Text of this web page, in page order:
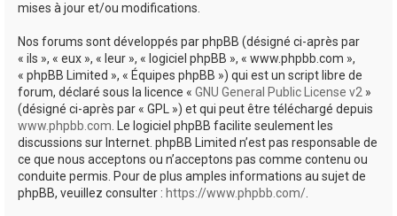
mises à jour et/ou modifications.
Nos forums sont développés par phpBB (désigné ci-après par
« ils », « eux », « leur », « logiciel phpBB », « www.phpbb.com »,
« phpBB Limited », « Équipes phpBB ») qui est un script libre de
forum, déclaré sous la licence « GNU General Public License v2 »
(désigné ci-après par « GPL ») et qui peut être téléchargé depuis
www.phpbb.com. Le logiciel phpBB facilite seulement les
discussions sur Internet. phpBB Limited n’est pas responsable de
ce que nous acceptons ou n’acceptons pas comme contenu ou
conduite permis. Pour de plus amples informations au sujet de
phpBB, veuillez consulter : https://www.phpbb.com/.